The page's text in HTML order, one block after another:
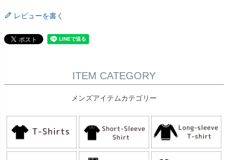
レビューを書く
ITEM CATEGORY
メンズアイテムカテゴリー